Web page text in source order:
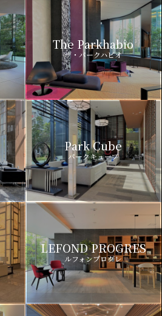
The Parkhabio
ザ・パークハビオ
Park Cube
パークキューブ
LEFOND PROGRES
ルフォンプログレ